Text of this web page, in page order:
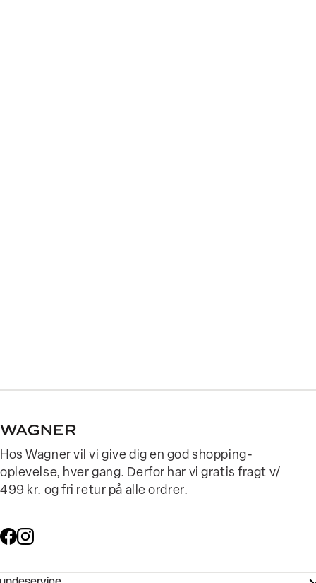
Hos Wagner vil vi give dig en god shopping-
oplevelse, hver gang. Derfor har vi gratis fragt v/
499 kr. og fri retur på alle ordrer.